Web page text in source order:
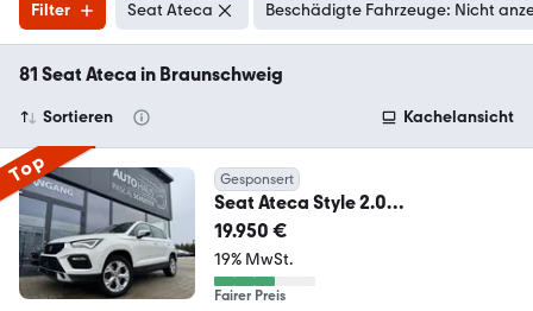
Filter Seat Ateca Beschädigte Fahrzeuge: Nicht
81 Seat Ateca in Braunschweig
Sortieren Kachelansicht
Top Gesponsert
Seat Ateca Style 2.0
TDI/DSG/LED/AHK/VIRTUAL/ACC
/
19.950 €
19% MwSt.
Fairer Preis